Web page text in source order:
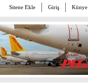
Sitene Ekle Giriş Künye